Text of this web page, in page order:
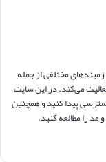
مختلفی از جمله
می‌کند. در این سایت
پیدا کنید و همچنین
مد را مطالعه کنید.